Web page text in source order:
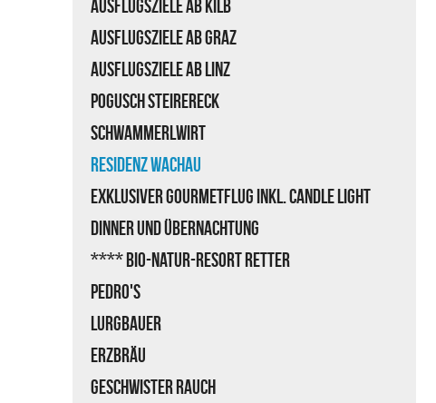
Ausflugsziele ab Kilb
Ausflugsziele ab Graz
Ausflugsziele ab Linz
Pogusch Steirereck
Schwammerlwirt
Residenz Wachau
Exklusiver Gourmetflug inkl. Candle Light
Dinner und Übernachtung
**** Bio-Natur-Resort Retter
Pedro's
Lurgbauer
Erzbräu
Geschwister Rauch